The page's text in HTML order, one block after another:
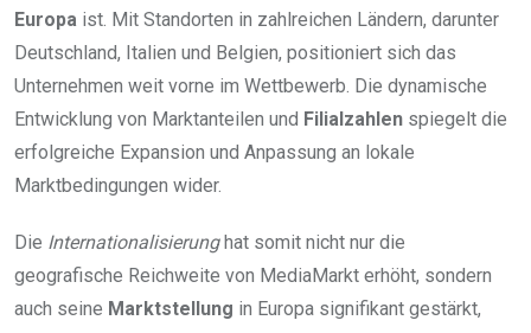
Europa ist. Mit Standorten in zahlreichen Ländern, darunter
Deutschland, Italien und Belgien, positioniert sich das
Unternehmen weit vorne im Wettbewerb. Die dynamische
Entwicklung von Marktanteilen und Filialzahlen spiegelt die
erfolgreiche Expansion und Anpassung an lokale
Marktbedingungen wider.
Die Internationalisierunghat somit nicht nur die
geografische Reichweite von MediaMarkt erhöht, sondern
auch seine Marktstellung in Europa signifikant gestärkt,